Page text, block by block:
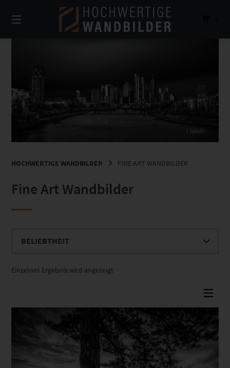
zum
Inhalt
HOCHWERTIGE WANDBILDER FINE ART WANDBILDER
Fine Art Wandbilder
Einzelnes Ergebnis wird angezeigt
Dieses Produkt weist mehrere Varianten auf. Die Optionen können auf der Produktseite gewählt werden